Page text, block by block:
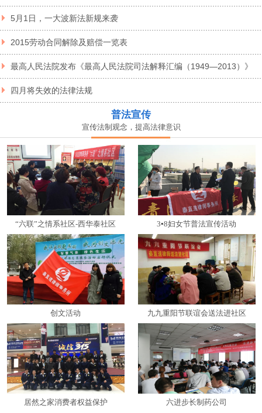
5月1日，一大波新法新规来袭
2015劳动合同解除及赔偿一览表
最高人民法院发布《最高人民法院司法解释汇编（1949—2013）》
四月将失效的法律法规
普法宣传
宣传法制观念，提高法律意识
“六联”之情系社区-西华泰社区 3▪8妇女节普法宣传活动
创文活动 九九重阳节联谊会送法进社区
居然之家消费者权益保护 六进步长制药公司